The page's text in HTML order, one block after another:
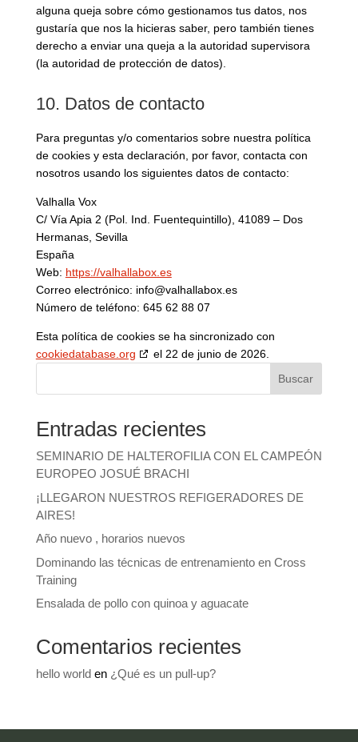
alguna queja sobre cómo gestionamos tus datos, nos
gustaría que nos la hicieras saber, pero también tienes
derecho a enviar una queja a la autoridad supervisora
(la autoridad de protección de datos).
10. Datos de contacto
Para preguntas y/o comentarios sobre nuestra política
de cookies y esta declaración, por favor, contacta con
nosotros usando los siguientes datos de contacto:
Valhalla Vox
C/ Vía Apia 2 (Pol. Ind. Fuentequintillo), 41089 – Dos
Hermanas, Sevilla
España
Web: https://valhallabox.es
Correo electrónico: info@valhallabox.es
Número de teléfono: 645 62 88 07
Esta política de cookies se ha sincronizado con
cookiedatabase.org
el 22 de junio de 2026.
Buscar
Entradas recientes
SEMINARIO DE HALTEROFILIA CON EL CAMPEÓN
EUROPEO JOSUÉ BRACHI
¡LLEGARON NUESTROS REFIGERADORES DE
AIRES!
Año nuevo , horarios nuevos
Dominando las técnicas de entrenamiento en Cross
Training
Ensalada de pollo con quinoa y aguacate
Comentarios recientes
hello worlden ¿Qué es un pull-up?